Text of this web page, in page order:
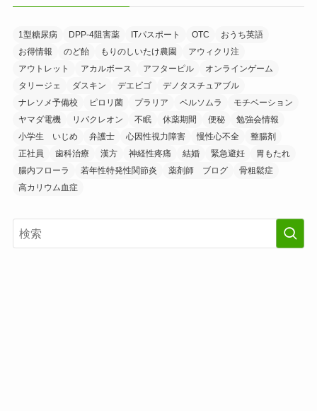
1型糖尿病 DPP-4阻害薬 ITパスポート OTC
おうち英語
お得情報
のど飴 もりのしいたけ農園
アウィクリ注
アウトレット
アカルボース アフターピル
オンラインゲーム
タリージェ
ダスキン デエビゴ
デノタスチュアブル
ナレソメ予備校
ピロリ菌 プラリア ベルソムラ
モチベーション
ヤマダ電機
リパクレオン 不眠 休薬期間 便秘
勉強会情報
小学生 いじめ
弁護士 心因性視力障害 慢性心不全
整腸剤
正社員
歯科治療 漢方 神経性疼痛 結婚 緊急避妊
胃もたれ
腸内フローラ
若年性特発性関節炎 薬剤師 ブログ
骨粗鬆症
高カリウム血症